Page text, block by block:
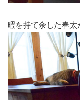
暇を持て余した春太